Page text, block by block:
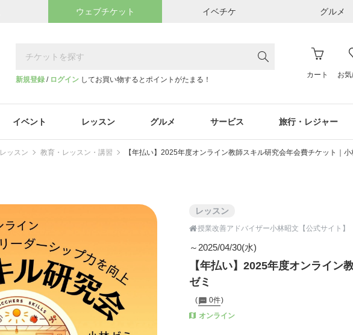
ウェブチケット イベチケ グルメ
新規登録 / ログイン してお買い物するとポイントがたまる！
カート お気
イベント レッスン グルメ サービス 旅行・レジャー
レッスン 教育・レッスン・講習 【年払い】2025年度オンライン教師スキル研究会年会費チケット｜小
レッスン
授業改善アドバイザー小林昭文【公式サイト】
～2025/04/30(水)
【年払い】2025年度オンライン
ゼミ
0件
オンライン